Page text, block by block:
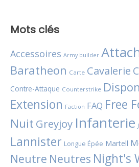
Mots clés
Accessoires Army builder
Baratheon Carte Cavalerie
Contre-Attaque Counterstrike
Extension Faction FAQ Free
Nuit Greyjoy Infanterie
Lannister Longue Épée Martell
Neutre Neutres Night's